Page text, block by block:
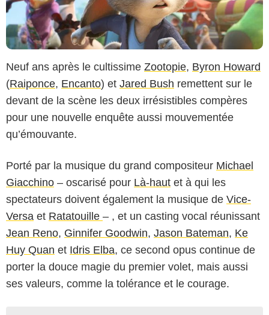
Neuf ans après le cultissime Zootopie, Byron Howard
(Raiponce, Encanto) et Jared Bush remettent sur le
devant de la scène les deux irrésistibles compères
pour une nouvelle enquête aussi mouvementée
qu’émouvante.
Porté par la musique du grand compositeur Michael
Giacchino – oscarisé pour Là-haut et à qui les
spectateurs doivent également la musique de Vice-
Versa et Ratatouille – , et un casting vocal réunissant
Jean Reno, Ginnifer Goodwin, Jason Bateman, Ke
Huy Quan et Idris Elba, ce second opus continue de
porter la douce magie du premier volet, mais aussi
ses valeurs, comme la tolérance et le courage.